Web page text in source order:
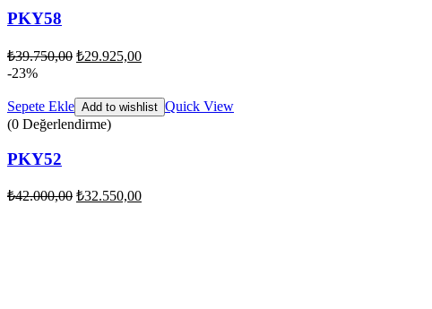
PKY58
₺39.750,00 ₺29.925,00
-23%
Sepete Ekle Add to wishlist Quick View
(0 Değerlendirme)
PKY52
₺42.000,00 ₺32.550,00